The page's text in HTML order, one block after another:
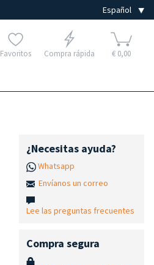
Favoritos Compra rápida € 0,00
¿Necesitas ayuda?
Whatsapp
Envíanos un correo
Lee las preguntas frecuentes
Compra segura